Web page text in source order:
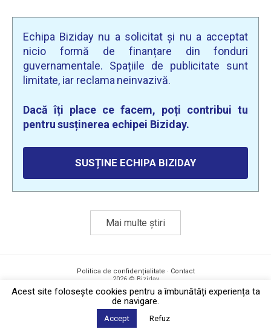
Echipa Biziday nu a solicitat și nu a acceptat
nicio formă de finanțare din fonduri
guvernamentale. Spațiile de publicitate sunt
limitate, iar reclama neinvazivă.
Dacă îți place ce facem, poți contribui tu
pentru susținerea echipei Biziday.
SUSȚINE ECHIPA BIZIDAY
Mai multe știri
Politica de confidențialitate · Contact
2026 © Biziday
Acest site foloseşte cookies pentru a îmbunătăți experiența ta
de navigare.
Accept Refuz